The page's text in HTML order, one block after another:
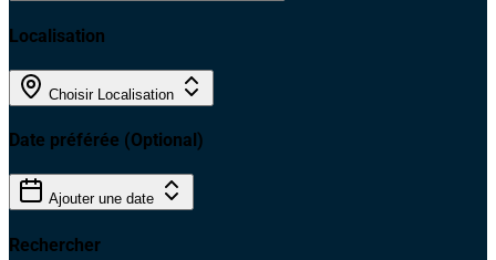
Localisation
Choisir Localisation
Date préférée (Optional)
Ajouter une date
Rechercher